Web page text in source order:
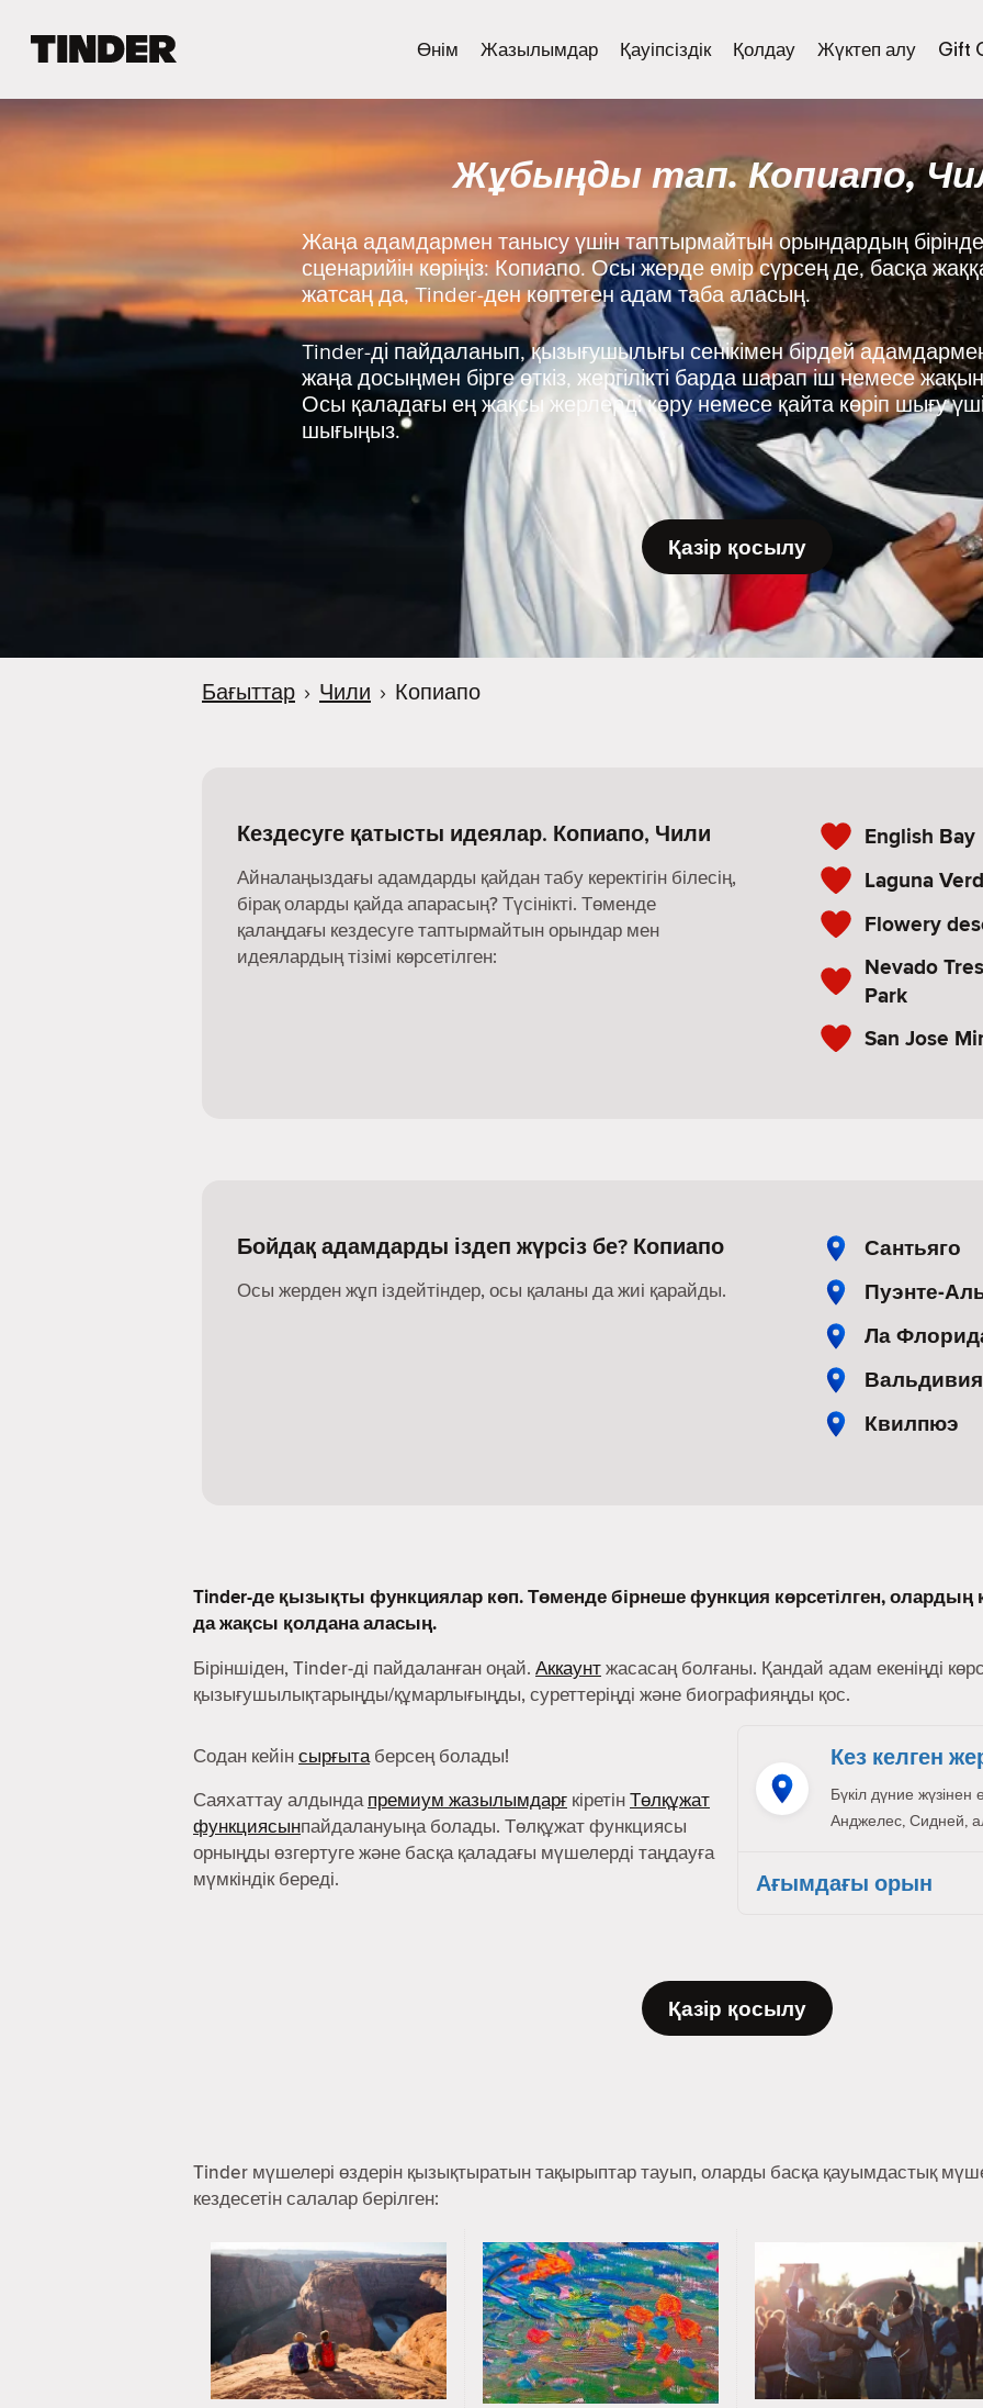
e
Өнім Жазылымдар Қауіпсіздік Қолдау Жүктеп алу Gift
Жұбыңды тап. Копиапо,
Жаңа адамдармен танысу үшін таптырмайтын орындардың
сценарийін көріңіз: Копиапо. Осы жерде өмір сүрсең де, басқа
жатсаң да, Tinder-ден көптеген адам таба аласың.
Tinder-ді пайдаланып, қызығушылығы сенікімен бірдей
жаңа досыңмен бірге өткіз, жергілікті барда шарап іш немесе
Осы қаладағы ең жақсы жерлерді көру немесе қайта көріп шығу
шығыңыз.
Қазір қосылу
Бағыттар › Чили › Копиапо
Кездесуге қатысты идеялар. Копиапо, Чили
Айналаңыздағы адамдарды қайдан табу керектігін білесің,
бірақ оларды қайда апарасың? Түсінікті. Төменде
қалаңдағы кездесуге таптырмайтын орындар мен
идеялардың тізімі көрсетілген:
English Bay
Laguna
Flowery
Nevado
Park
San Jose
Бойдақ адамдарды іздеп жүрсіз бе? Копиапо
Осы жерден жұп іздейтіндер, осы қаланы да жиі қарайды.
Сантьяго
Пуэнте-
Ла
Вальдивия
Квилпюэ
Tinder-де қызықты функциялар көп. Төменде бірнеше функция көрсетілген, олардың
да жақсы қолдана аласың.
Біріншіден, Tinder-ді пайдаланған оңай. Аккаунтжасасаң болғаны. Қандай адам екеніңді
қызығушылықтарыңды/құмарлығыңды, суреттеріңді және биографияңды қос.
Содан кейінсырғытаберсең болады!
Саяхаттау алдындапремиум жазылымдарғ кіретінТөлқұжат
функциясынпайдалануыңа болады. Төлқұжат функциясы
орныңды өзгертуге және басқа қаладағы мүшелерді таңдауға
мүмкіндік береді.
Кез келген
Бүкіл дүние
Анджелес, Сидней,
Ағымдағы орын
Қазір қосылу
Tinder мүшелері өздерін қызықтыратын тақырыптар тауып, оларды басқа қауымдастық
кездесетін салалар берілген: